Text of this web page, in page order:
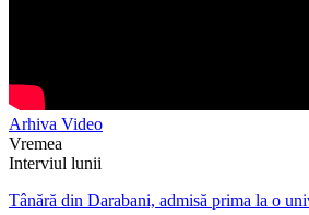
Arhiva Video
Vremea
Interviul lunii
Tânără din Darabani, admisă prima la o